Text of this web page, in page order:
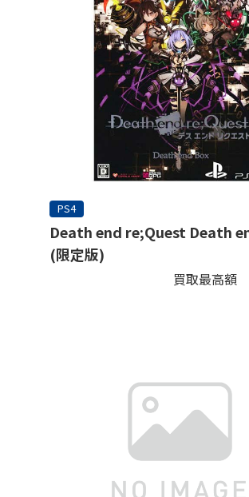
PS4
Death end re;Quest Death
(限定版)
買取最高額